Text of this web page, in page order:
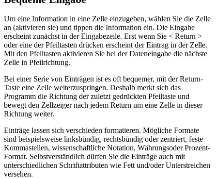
Um eine Information in eine Zelle einzugeben, wählen Sie die Zelle
an (aktivieren sie) und tippen die Information ein. Die Eingabe
erscheint zunächst in der Eingabezeile. Erst wenn Sie < Return >
oder eine der Pfeiltasten drücken erscheint der Eintrag in der Zelle.
Mit den Pfeiltasten aktivieren Sie bei der Dateneingabe die nächste
Zelle in Pfeilrichtung.
Bei einer Serie von Einträgen ist es oft bequemer, mit der Return-
Taste eine Zelle weiterzuspringen. Deshalb merkt sich das
Programm die Richtung der zuletzt gedrückten Pfeiltaste und
bewegt den Zellzeiger nach jedem Return um eine Zelle in dieser
Richtung weiter.
Einträge lassen sich verschieden formatieren. Mögliche Formate
sind beispielsweise linksbündig, rechtsbündig oder zentriert, feste
Kommastellen, wissenschaftliche Notation, Währungsoder Prozent-
Format. Selbstverständlich dürfen Sie die Einträge auch mit
unterschiedlichen Schriftattributen wie Fett und/oder Unterstreichen
versehen.